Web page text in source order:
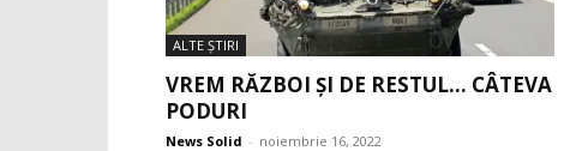
ALTE ŞTIRI
VREM RĂZBOI ȘI DE RESTUL… CÂTEVA
PODURI
News Solid - noiembrie 16, 2022